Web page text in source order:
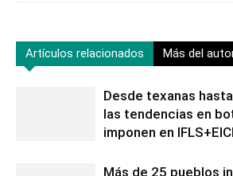
Artículos relacionados Más del
Desde texanas
las tendencias en
imponen en
Más de 25 pueblos